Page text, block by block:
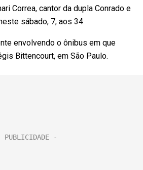
Correa, cantor da dupla Conrado e
sábado, 7, aos 34
envolvendo o ônibus em que
Bittencourt, em São Paulo.